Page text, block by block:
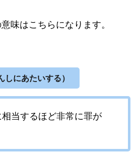
味はこちらになります。
にあたいする）
当するほど非常に罪が